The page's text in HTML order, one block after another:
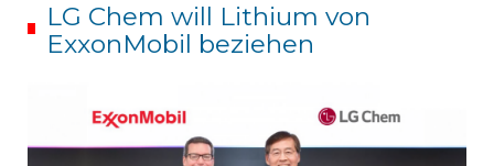
LG Chem will Lithium von
ExxonMobil beziehen